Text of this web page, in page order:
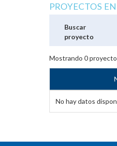
PROYECTOS
Buscar
proyecto
Mostrando 0
No hay datos